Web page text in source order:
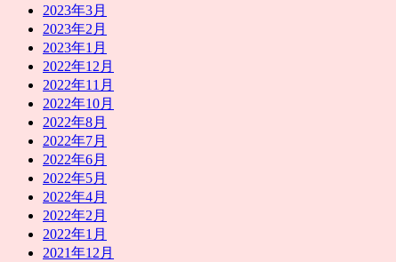
2023年3月
2023年2月
2023年1月
2022年12月
2022年11月
2022年10月
2022年8月
2022年7月
2022年6月
2022年5月
2022年4月
2022年2月
2022年1月
2021年12月